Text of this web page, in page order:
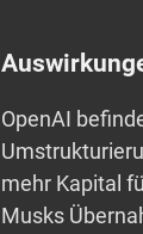
OpenAI
mehr Kapital
Musks